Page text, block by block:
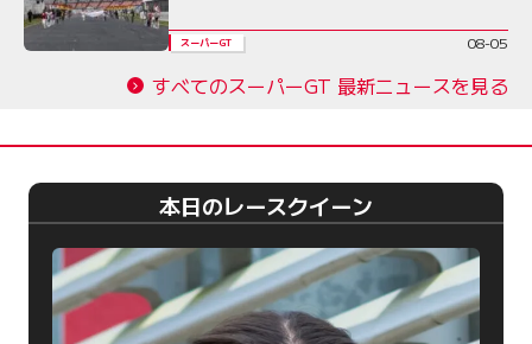
スーパーGT 08-05
すべてのスーパーGT 最新ニュースを見る
本日のレースクイーン